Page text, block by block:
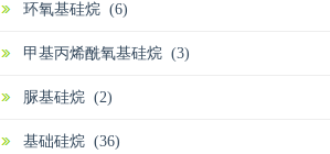
环氧基硅烷 (6)
甲基丙烯酰氧基硅烷 (3)
脲基硅烷 (2)
基础硅烷 (36)